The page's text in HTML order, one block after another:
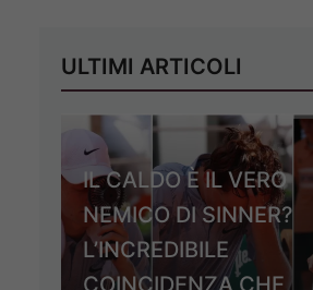
ULTIMI ARTICOLI
IL CALDO È IL VERO
NEMICO DI SINNER?
L’INCREDIBILE
COINCIDENZA CHE